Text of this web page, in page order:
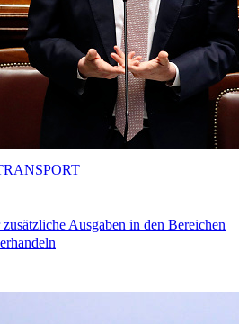
Ausgaben in den Bereichen